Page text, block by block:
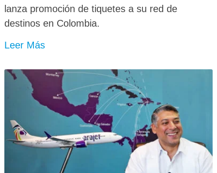
lanza promoción de tiquetes a su red de
destinos en Colombia.
Leer Más